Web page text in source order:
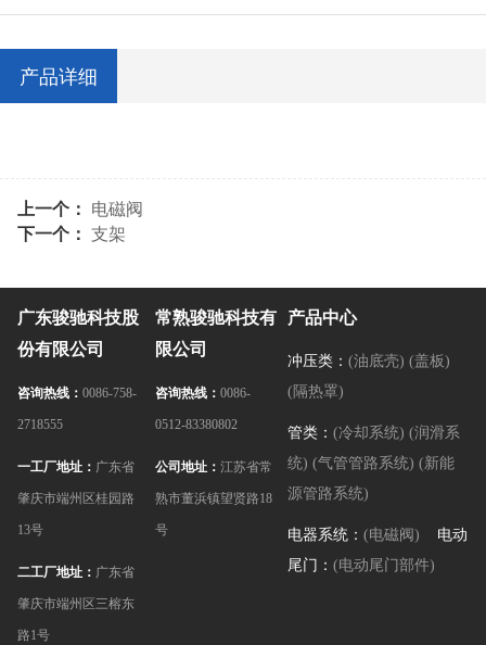
产品详细
上一个： 电磁阀
下一个： 支架
广东骏驰科技股
份有限公司
咨询热线： 0086-758-
2718555
一工厂地址： 广东省
肇庆市端州区桂园路
13号
二工厂地址： 广东省
肇庆市端州区三榕东
路1号
常熟骏驰科技有
限公司
咨询热线： 0086-
0512-83380802
公司地址： 江苏省常
熟市董浜镇望贤路18
号
产品中心
冲压类： (油底壳) (盖板)
(隔热罩)
管类： (冷却系统) (润滑系
统) (气管管路系统) (新能
源管路系统)
电器系统： (电磁阀) 电动
尾门： (电动尾门部件)